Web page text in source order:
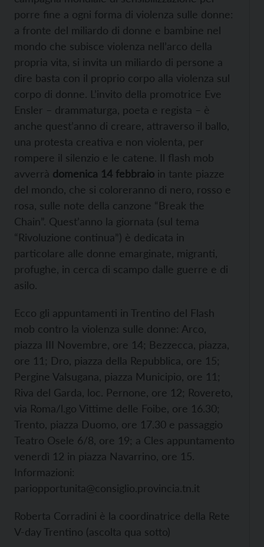
porre fine a ogni forma di violenza sulle donne:
a fronte del miliardo di donne e bambine nel
mondo che subisce violenza nell’arco della
propria vita, si invita un miliardo di persone a
dire basta con il proprio corpo alla violenza sul
corpo di donne. L’invito della promotrice Eve
Ensler – drammaturga, poeta e regista – è
anche quest’anno di creare, attraverso il ballo,
una protesta creativa e non violenta, per
rompere il silenzio e le catene. Il flash mob
avverrà domenica 14 febbraio in tante piazze
del mondo, che si coloreranno di nero, rosso e
rosa, sulle note della canzone “Break the
Chain”. Quest’anno la giornata (sul tema
“Rivoluzione continua”) è dedicata in
particolare alle donne emarginate, migranti,
profughe, in cerca di scampo dalle guerre e di
asilo.
Ecco gli appuntamenti in Trentino del Flash
mob contro la violenza sulle donne: Arco,
piazza III Novembre, ore 14; Bezzecca, piazza,
ore 11; Dro, piazza della Repubblica, ore 15;
Pergine Valsugana, piazza Municipio, ore 11;
Riva del Garda, loc. Pernone, ore 12; Rovereto,
via Roma/l.go Vittime delle Foibe, ore 16.30;
Trento, piazza Duomo, ore 17.30 e passaggio
Teatro Osele 6/8, ore 19; a Cles appuntamento
venerdì 12 in piazza Navarrino, ore 15.
Informazioni:
pariopportunita@consiglio.provincia.tn.it
Roberta Corradini è la coordinatrice della Rete
V-day Trentino (ascolta qua sotto)